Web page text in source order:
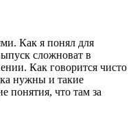
Как я понял для
сложноват в
Как говорится чисто
нужны и такие
понятия, что там за